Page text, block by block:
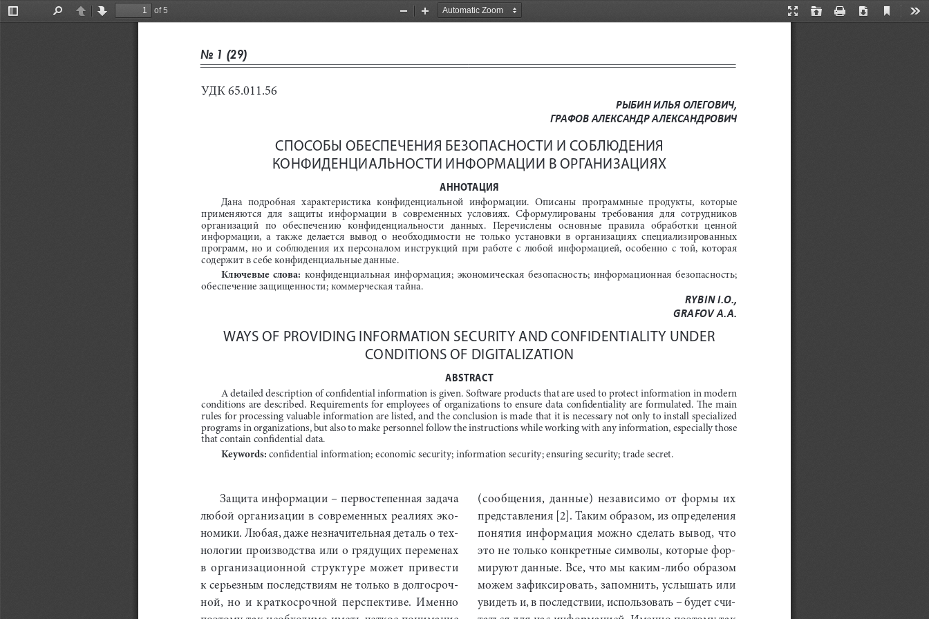
Toggle
PreviousNext
of 5
Presentation
Open Print Download
Current
Zoom
Zoom
No 1 (29)
Защита информации – первостепенная задача
любой организации в современных реалиях эко-
номики. Любая, даже незначительная деталь о тех-
нологии производства или о грядущих переменах
в  организационной  структуре  может  привести
к серьезным последствиям не только в долгосроч-
ной,  но  и  краткосрочной  перспективе.  Именно
(сообщения,  данные)  независимо  от  формы  их
представления [2]. Таким образом, из определения
понятия  информация  можно  сделать  вывод,  что
это не только конкретные символы, которые фор-
мируют данные. Все, что мы каким-либо образом
можем зафиксировать, запомнить, услышать или
увидеть и, в последствии, использовать – будет счи-
УДК 65.011.56
РЫБИН ИЛЬЯ ОЛЕГОВИЧ,
ГРАФОВ АЛЕКСАНДР АЛЕКСАНДРОВИЧ
СПОСОБЫ ОБЕСПЕЧЕНИЯ БЕЗОПАСНОСТИ И СОБЛЮДЕНИЯ
КОНФИДЕНЦИАЛЬНОСТИ ИНФОРМАЦИИ В ОРГАНИЗАЦИЯХ
АННОТАЦИЯ
Дана  подробная  характеристика  конфиденциальной  информации.  Описаны  программные  продукты,  которые
применяются  для  защиты  информации  в  современных  условиях .  Сформулированы  требования  для  сотрудников
организаций
   по   обеспечению   конфиденциальности   данных.   Перечислены   основные   правила   обработки   ценной
информации,  а  также  делается  вывод  о  необходимости  не  только  установки  в  организациях  специализированных
программ,  но  и  соблюдения  их  персоналом  инструкций  при  работе  с  любой  информацией,  особенно  с  той,  которая
содержит в себе конфиденциальные данные.
Ключевые  слова:
  конфиденциальная  информация
;
  экономическая  безопасность
;
  информационная  безопасность
;
обеспечение защищенности; коммерческая тайна.
RYBIN I.O.,
GRAFOV A.A.
WAYS OF PROVIDING INFORMATION SECURITY AND CONFIDENTIALITY UNDER
CONDITIONS OF DIGITALIZATION
ABSTRACT
A detailed description of confidential information is given. Software products that are used to protect information in modern
conditions  are  described.  Requirements  for  employees  of  organizations  to  ensure  data  confidentiality  are  formulated.  The  main
rules for processing valuable information are listed, and the conclusion is made that it is necessary not only to install specialized
programs in organizations, but also to make personnel follow the instructions while working with any information, especially those
that contain confidential data.
Keywords: confidential information; economic security; information security; ensuring security; trade secret.